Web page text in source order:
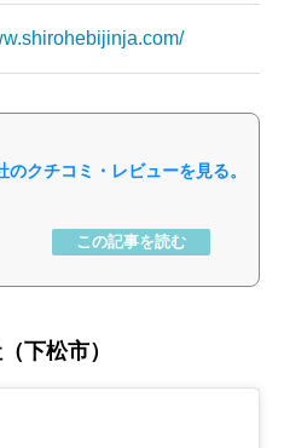
下松市）